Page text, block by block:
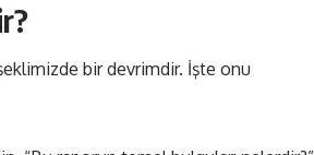
bir devrimdir. İşte onu